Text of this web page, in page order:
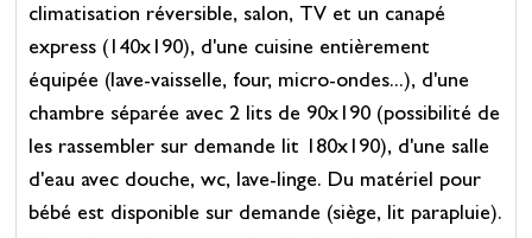
climatisation réversible, salon, TV et un canapé
express (140x190), d'une cuisine entièrement
équipée (lave-vaisselle, four, micro-ondes...), d'une
chambre séparée avec 2 lits de 90x190 (possibilité de
les rassembler sur demande lit 180x190), d'une salle
d'eau avec douche, wc, lave-linge. Du matériel pour
bébé est disponible sur demande (siège, lit parapluie).